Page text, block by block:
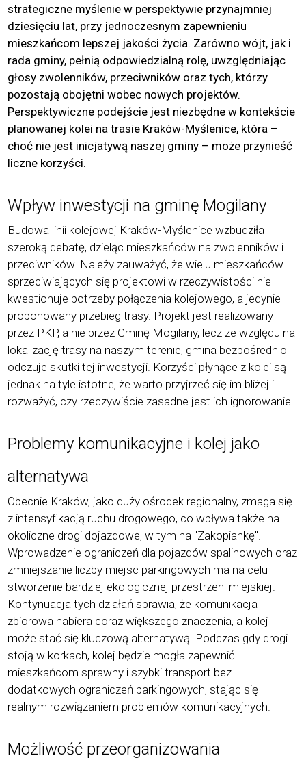
strategiczne myślenie w perspektywie przynajmniej
dziesięciu lat, przy jednoczesnym zapewnieniu
mieszkańcom lepszej jakości życia. Zarówno wójt, jak i
rada gminy, pełnią odpowiedzialną rolę, uwzględniając
głosy zwolenników, przeciwników oraz tych, którzy
pozostają obojętni wobec nowych projektów.
Perspektywiczne podejście jest niezbędne w kontekście
planowanej kolei na trasie Kraków-Myślenice, która –
choć nie jest inicjatywą naszej gminy – może przynieść
liczne korzyści.
Wpływ inwestycji na gminę Mogilany
Budowa linii kolejowej Kraków-Myślenice wzbudziła
szeroką debatę, dzieląc mieszkańców na zwolenników i
przeciwników. Należy zauważyć, że wielu mieszkańców
sprzeciwiających się projektowi w rzeczywistości nie
kwestionuje potrzeby połączenia kolejowego, a jedynie
proponowany przebieg trasy. Projekt jest realizowany
przez PKP, a nie przez Gminę Mogilany, lecz ze względu na
lokalizację trasy na naszym terenie, gmina bezpośrednio
odczuje skutki tej inwestycji. Korzyści płynące z kolei są
jednak na tyle istotne, że warto przyjrzeć się im bliżej i
rozważyć, czy rzeczywiście zasadne jest ich ignorowanie.
Problemy komunikacyjne i kolej jako
alternatywa
Obecnie Kraków, jako duży ośrodek regionalny, zmaga się
z intensyfikacją ruchu drogowego, co wpływa także na
okoliczne drogi dojazdowe, w tym na "Zakopiankę".
Wprowadzenie ograniczeń dla pojazdów spalinowych oraz
zmniejszanie liczby miejsc parkingowych ma na celu
stworzenie bardziej ekologicznej przestrzeni miejskiej.
Kontynuacja tych działań sprawia, że komunikacja
zbiorowa nabiera coraz większego znaczenia, a kolej
może stać się kluczową alternatywą. Podczas gdy drogi
stoją w korkach, kolej będzie mogła zapewnić
mieszkańcom sprawny i szybki transport bez
dodatkowych ograniczeń parkingowych, stając się
realnym rozwiązaniem problemów komunikacyjnych.
Możliwość przeorganizowania